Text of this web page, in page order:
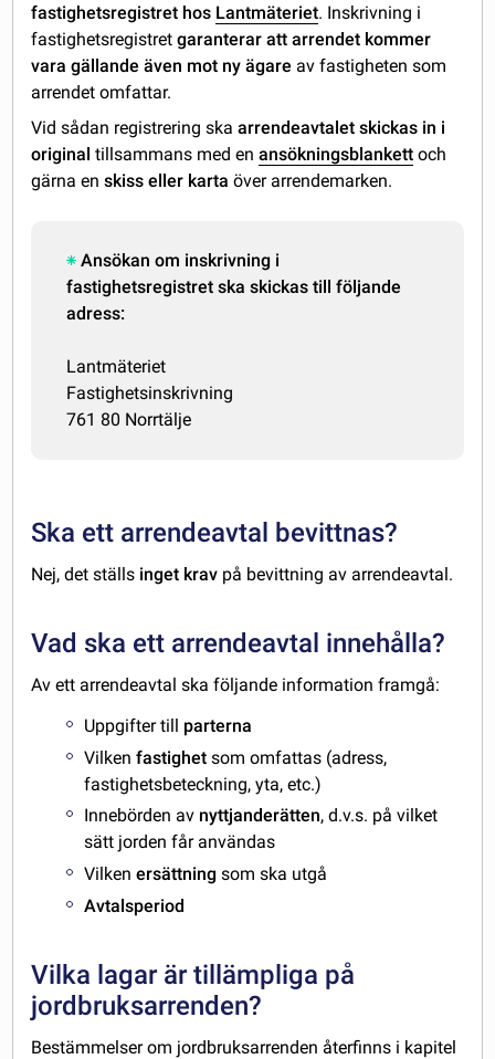
fastighetsregistret hos Lantmäteriet. Inskrivning i
fastighetsregistretgaranterar att arrendet kommer
vara gällande även mot ny ägare av fastigheten som
arrendet omfattar.
Vid sådan registrering skaarrendeavtalet skickas in i
originaltillsammans med enansökningsblankett och
gärna enskiss eller karta över arrendemarken.
Ansökan om inskrivning i
fastighetsregistret ska skickas till följande
adress:
Lantmäteriet
Fastighetsinskrivning
761 80 Norrtälje
Ska ett arrendeavtal bevittnas?
Nej, det ställs inget krav på bevittning av arrendeavtal.
Vad ska ett arrendeavtal innehålla?
Av ett arrendeavtal ska följande information framgå:
Uppgifter till parterna
Vilkenfastighet som omfattas (adress,
fastighetsbeteckning, yta, etc.)
Innebörden av nyttjanderätten, d.v.s. på vilket
sätt jorden får användas
Vilkenersättning som ska utgå
Avtalsperiod
Vilka lagar är tillämpliga på
jordbruksarrenden?
Bestämmelser om jordbruksarrenden återfinns i kapitel